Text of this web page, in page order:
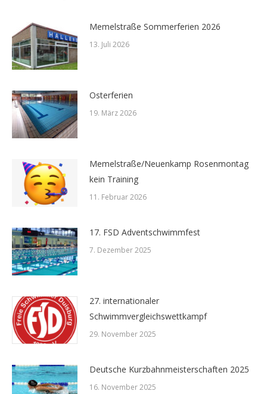
Memelstraße Sommerferien 2026
13. Juli 2026
Osterferien
19. März 2026
Memelstraße/Neuenkamp Rosenmontag
kein Training
11. Februar 2026
17. FSD Adventschwimmfest
7. Dezember 2025
27. internationaler
Schwimmvergleichswettkampf
29. November 2025
Deutsche Kurzbahnmeisterschaften 2025
16. November 2025